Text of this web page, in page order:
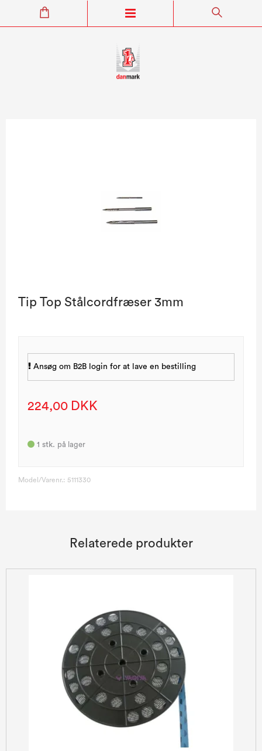
Tip Top Stålcordfræser 3mm
Ansøg om B2B login for at lave en bestilling
224,00 DKK
1 stk. på lager
Model/Varenr.: 5111330
Relaterede produkter